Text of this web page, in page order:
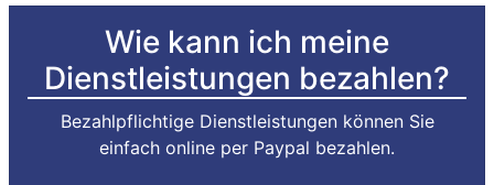
Wie kann ich meine
Dienstleistungen bezahlen?
Bezahlpflichtige Dienstleistungen können Sie
einfach online per Paypal bezahlen.